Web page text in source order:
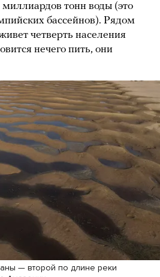
миллиардов тонн воды (это
бассейнов). Рядом
четверть населения
нечего пить, они
— второй по длине реки